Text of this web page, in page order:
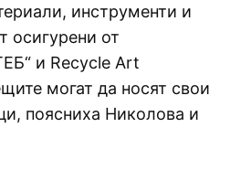
инструменти и
осигурени от
и Recycle Art
могат да носят свои
поясниха Николова и